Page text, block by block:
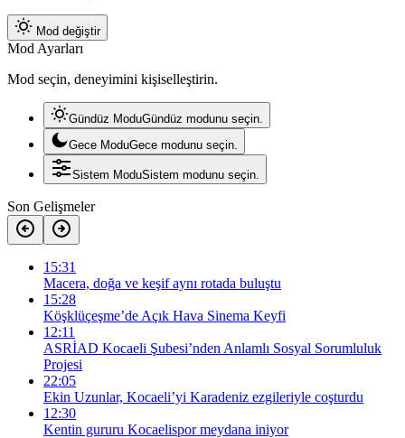
Mod değiştir
Mod Ayarları
Mod seçin, deneyimini kişiselleştirin.
Gündüz ModuGündüz modunu seçin.
Gece ModuGece modunu seçin.
Sistem ModuSistem modunu seçin.
Son Gelişmeler
15:31
Macera, doğa ve keşif aynı rotada buluştu
15:28
Köşklüçeşme’de Açık Hava Sinema Keyfi
12:11
ASRİAD Kocaeli Şubesi’nden Anlamlı Sosyal Sorumluluk
Projesi
22:05
Ekin Uzunlar, Kocaeli’yi Karadeniz ezgileriyle coşturdu
12:30
Kentin gururu Kocaelispor meydana iniyor